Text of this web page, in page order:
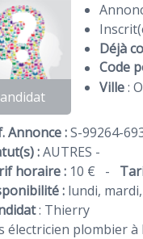
Déjà
Code
Ville:
Annonce :S-99264-
:AUTRES -
horaire :10 € -
:lundi, mardi,
: Thierry
électricien plombier